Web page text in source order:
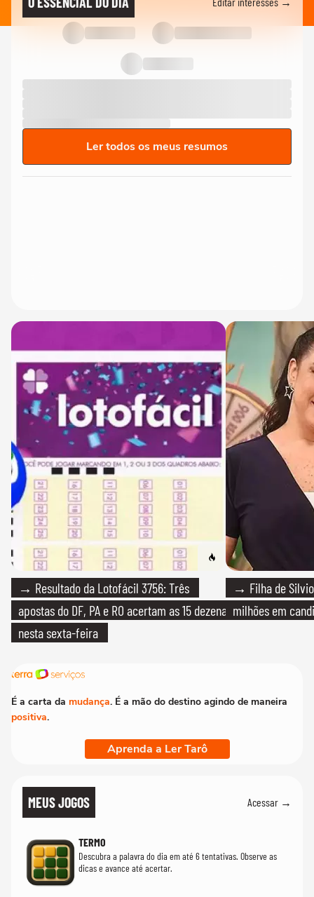
Ler todos os meus resumos
→ Resultado da Lotofácil 3756: Três
apostas do DF, PA e RO acertam as 15 dezenas
nesta sexta-feira
→ Filha de Silvio
milhões em
É a carta da mudança. É a mão do destino agindo de maneira
positiva.
Aprenda a Ler Tarô
MEUS JOGOS Acessar →
TERMO
Descubra a palavra do dia em até 6 tentativas. Observe as
dicas e avance até acertar.